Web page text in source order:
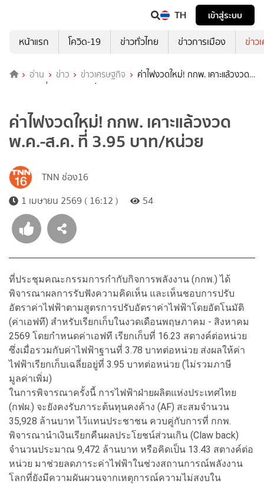
TH
เข้าสู่ระบบ
หน้าแรก
โควิด-19 ข่าวทั่วไทย ข่าวการเมือง ข่าว
อ่าน ข่าว ข่าวเศรษฐกิจ
ค่าไฟงวดใหม่! กกพ. เคาะแล้วงวด
พ.ค.-ส.ค. ที่ 3.95 บาท/หน่วย
ค่าไฟงวดใหม่! กกพ. เคาะแล้วงวด
พ.ค.-ส.ค. ที่ 3.95 บาท/หน่วย
TNN ช่อง16
1 เมษายน 2569 ( 16:12 )
54
ที่ประชุมคณะกรรมการกำกับกิจการพลังงาน (กกพ.) ได้
พิจารณาผลการรับฟังความคิดเห็น และเห็นชอบการปรับ
อัตราค่าไฟฟ้าตามสูตรการปรับอัตราค่าไฟฟ้าโดยอัตโนมัติ
(ค่าเอฟที) สำหรับเรียกเก็บในงวดเดือนพฤษภาคม - สิงหาคม
2569 โดยกำหนดค่าเอฟที เรียกเก็บที่ 16.23 สตางค์ต่อหน่วย
ซึ่งเมื่อรวมกับค่าไฟฟ้าฐานที่ 3.78 บาทต่อหน่วย ส่งผลให้ค่า
ไฟฟ้าเรียกเก็บเฉลี่ยอยู่ที่ 3.95 บาทต่อหน่วย (ไม่รวมภาษี
มูลค่าเพิ่ม)
ในการพิจารณาครั้งนี้ การไฟฟ้าฝ่ายผลิตแห่งประเทศไทย
(กฟผ.) จะยังคงรับภาระต้นทุนคงค้าง (AF) สะสมจำนวน
35,928 ล้านบาท ไว้แทนประชาชน ควบคู่กับการที่ กกพ.
พิจารณานำเงินเรียกคืนผลประโยชน์ส่วนเกิน (Claw back)
จำนวนประมาณ 9,472 ล้านบาท หรือคิดเป็น 13.43 สตางค์ต่อ
หน่วย มาช่วยลดภาระค่าไฟฟ้าในช่วงสถานการณ์พลังงาน
โลกที่ยังมีความผันผวนจากเหตุการณ์ความไม่สงบใน